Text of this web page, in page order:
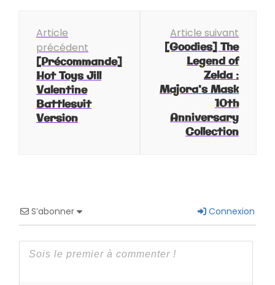
d'article
Article
précédent
[Précommande]
Hot Toys Jill
Valentine
Battlesuit
Version
Article suivant
[Goodies] The
Legend of
Zelda :
Majora’s Mask
10th
Anniversary
Collection
S’abonner Connexion